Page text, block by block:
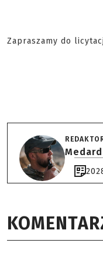
Zapraszamy do
Medard